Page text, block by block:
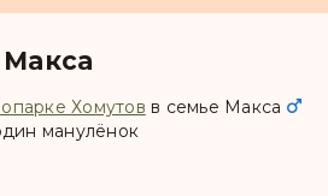
Хомутов в семье Макса
манулёнок